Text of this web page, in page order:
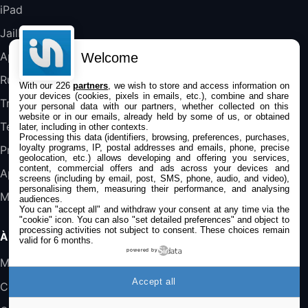
357,4€
Jeu FIFA 20 sur PC (code à télécharger)
45,98€57,99€Rue Du Commerce (Vendeur Tiers)
iPad
Jailbreak
Applications
Rumeurs
Trucs & astuces
Tests
Promos
Apple
Mac
À PROPOS
Mentions légales
Confidentialité
Welcome
With our 226partners , we wish to store and access information on
your devices (cookies, pixels in emails, etc.), combine and share
your personal data with our partners, whether collected on this
website or in our emails, already held by some of us, or obtained
later, including in other contexts.
Processing this data (identifiers, browsing, preferences, purchases,
loyalty programs, IP, postal addresses and emails, phone, precise
geolocation, etc.) allows developing and offering you services,
content, commercial offers and ads across your devices and
screens (including by email, post, SMS, phone, audio, and video),
personalising them, measuring their performance, and analysing
audiences.
You can "accept all" and withdraw your consent at any time via the
"cookie" icon. You can also "set detailed preferences" and object to
processing activities not subject to consent. These choices remain
valid for 6 months.
powered by
Accept all